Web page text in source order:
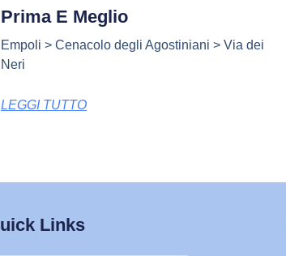
Prima E Meglio
Empoli > Cenacolo degli Agostiniani > Via dei
Neri
LEGGI TUTTO
Links